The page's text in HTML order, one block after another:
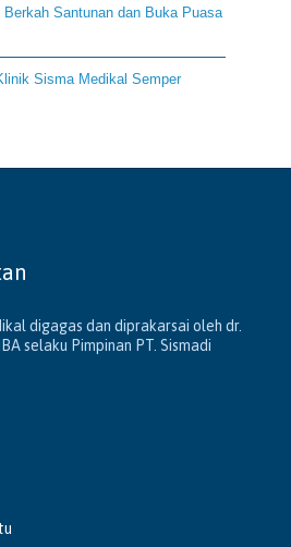
Berkah Santunan dan Buka Puasa
Sisma Medikal Semper
digagas dan diprakarsai oleh dr.
selaku Pimpinan PT. Sismadi